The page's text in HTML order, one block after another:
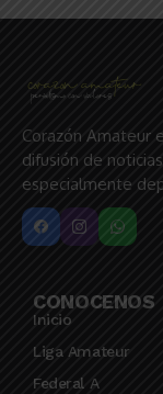
Corazón Amateur
difusión de
especialmente
CONOCENOS
Inicio
Liga Amateur
Federal A